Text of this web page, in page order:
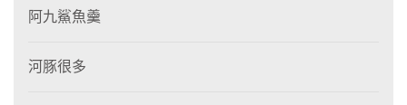
阿九鯊魚羹
河豚很多